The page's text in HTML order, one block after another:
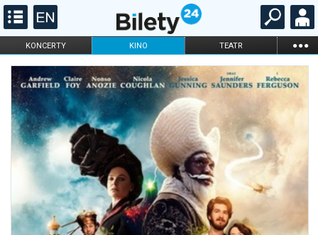
KONCERTY KINO TEATR ...
FILHARMONIA OPERA I BALET
STAND-UP
DLA DZIECI
ONLINE KARNETY